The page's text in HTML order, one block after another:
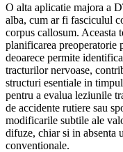
O alta aplicatie majora a
alba, cum ar fi fasciculul
corpus callosum. Aceasta
planificarea preoperatorie
deoarece permite
tracturilor nervoase,
structuri esentiale in
pentru a evalua leziunile
de accidente rutiere sau
modificarile subtile ale
difuze, chiar si in
conventionale.